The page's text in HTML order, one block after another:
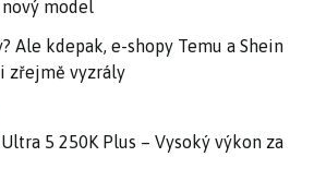
model
Ale kdepak, e-shopy Temu a Shein
zřejmě vyzrály
5 250K Plus – Vysoký výkon za